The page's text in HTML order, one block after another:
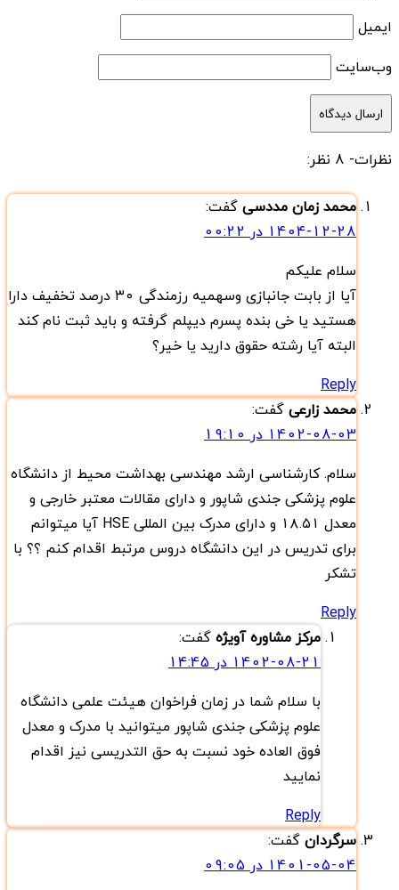
ایمیل
وب‌سایت
نظرات- 8 نظر:
محمد زمان مددسیگفت:
1404-12-28 در 00:22
سلام علیکم
آیا از بابت جانبازی وسهمیه رزمندگی ۳۰ درصد تخفیف دارا
هستید یا خی بنده پسرم دیپلم گرفته و باید ثبت نام کند
البته آیا رشته حقوق دارید یا خیر؟
Reply
محمد زارعیگفت:
1402-08-03 در 19:10
سلام‌. کارشناسی ارشد مهندسی بهداشت محیط از دانشگاه
علوم پزشکی جندی شاپور و دارای مقالات معتبر خارجی و
معدل ۱۸.۵۱ و دارای مدرک بین المللی HSE آیا میتوانم
برای تدریس در این دانشگاه دروس مرتبط اقدام کنم ؟؟ با
تشکر
Reply
مرکز مشاوره آویژهگفت:
1402-08-21 در 14:45
با سلام شما در زمان فراخوان هیئت علمی دانشگاه
علوم پزشکی جندی شاپور میتوانید با مدرک و معدل
فوق العاده خود نسبت به حق التدریسی نیز اقدام
نمایید
Reply
سرگردانگفت:
1401-05-04 در 09:05